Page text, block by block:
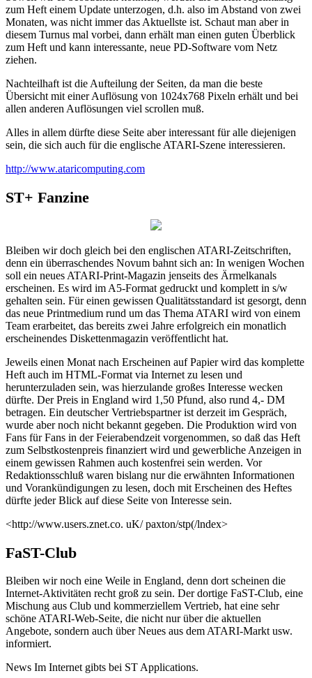
zum Heft einem Update unterzogen, d.h. also im Abstand von zwei
Monaten, was nicht immer das Aktuellste ist. Schaut man aber in
diesem Turnus mal vorbei, dann erhält man einen guten Überblick
zum Heft und kann interessante, neue PD-Software vom Netz
ziehen.
Nachteilhaft ist die Aufteilung der Seiten, da man die beste
Übersicht mit einer Auflösung von 1024x768 Pixeln erhält und bei
allen anderen Auflösungen viel scrollen muß.
Alles in allem dürfte diese Seite aber interessant für alle diejenigen
sein, die sich auch für die englische ATARI-Szene interessieren.
http://www.ataricomputing.com
ST+ Fanzine
Bleiben wir doch gleich bei den englischen ATARI-Zeitschriften,
denn ein überraschendes Novum bahnt sich an: In wenigen Wochen
soll ein neues ATARI-Print-Magazin jenseits des Ärmelkanals
erscheinen. Es wird im A5-Format gedruckt und komplett in s/w
gehalten sein. Für einen gewissen Qualitätsstandard ist gesorgt, denn
das neue Printmedium rund um das Thema ATARI wird von einem
Team erarbeitet, das bereits zwei Jahre erfolgreich ein monatlich
erscheinendes Diskettenmagazin veröffentlicht hat.
Jeweils einen Monat nach Erscheinen auf Papier wird das komplette
Heft auch im HTML-Format via Internet zu lesen und
herunterzuladen sein, was hierzulande großes Interesse wecken
dürfte. Der Preis in England wird 1,50 Pfund, also rund 4,- DM
betragen. Ein deutscher Vertriebspartner ist derzeit im Gespräch,
wurde aber noch nicht bekannt gegeben. Die Produktion wird von
Fans für Fans in der Feierabendzeit vorgenommen, so daß das Heft
zum Selbstkostenpreis finanziert wird und gewerbliche Anzeigen in
einem gewissen Rahmen auch kostenfrei sein werden. Vor
Redaktionsschluß waren bislang nur die erwähnten Informationen
und Vorankündigungen zu lesen, doch mit Erscheinen des Heftes
dürfte jeder Blick auf diese Seite von Interesse sein.
<http://www.users.znet.co. uK/ paxton/stp(/lndex>
FaST-Club
Bleiben wir noch eine Weile in England, denn dort scheinen die
Internet-Aktivitäten recht groß zu sein. Der dortige FaST-Club, eine
Mischung aus Club und kommerziellem Vertrieb, hat eine sehr
schöne ATARI-Web-Seite, die nicht nur über die aktuellen
Angebote, sondern auch über Neues aus dem ATARI-Markt usw.
informiert.
News Im Internet gibts bei ST Applications.